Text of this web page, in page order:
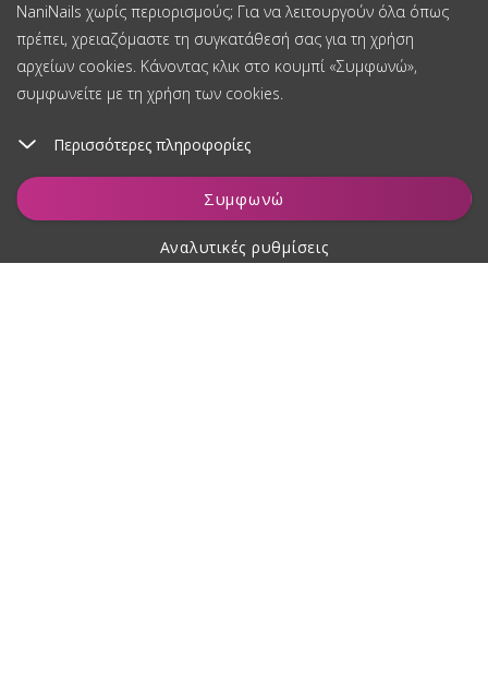
NaniNails χωρίς περιορισμούς; Για να λειτουργούν όλα όπως
πρέπει, χρειαζόμαστε τη συγκατάθεσή σας για τη χρήση
αρχείων cookies. Κάνοντας κλικ στο κουμπί «Συμφωνώ»,
συμφωνείτε με τη χρήση των cookies.
Περισσότερες πληροφορίες
Συμφωνώ
Αναλυτικές ρυθμίσεις
Προσθήκη στο καλάθι